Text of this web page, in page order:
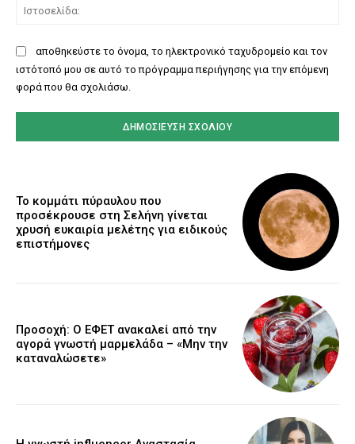
αποθηκεύστε το όνομα, το ηλεκτρονικό ταχυδρομείο και τον
ιστότοπό μου σε αυτό το πρόγραμμα περιήγησης για την επόμενη
φορά που θα σχολιάσω.
Το κομμάτι πύραυλου που
προσέκρουσε στη Σελήνη γίνεται
χρυσή ευκαιρία μελέτης για ειδικούς
επιστήμονες
Προσοχή: Ο ΕΦΕΤ ανακαλεί από την
αγορά γνωστή μαρμελάδα – «Μην την
καταναλώσετε»